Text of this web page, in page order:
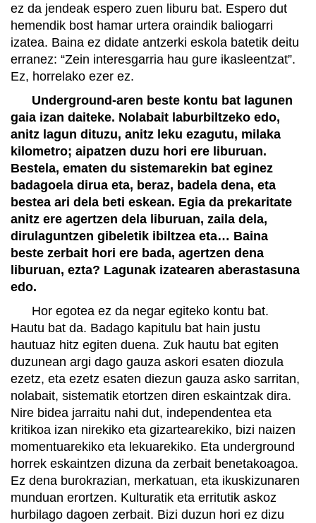
ez da jendeak espero zuen liburu bat. Espero dut
hemendik bost hamar urtera oraindik baliogarri
izatea. Baina ez didate antzerki eskola batetik deitu
erranez: “Zein interesgarria hau gure ikasleentzat”.
Ez, horrelako ezer ez.
Underground-aren beste kontu bat lagunen
gaia izan daiteke. Nolabait laburbiltzeko edo,
anitz lagun dituzu, anitz leku ezagutu, milaka
kilometro; aipatzen duzu hori ere liburuan.
Bestela, ematen du sistemarekin bat eginez
badagoela dirua eta, beraz, badela dena, eta
bestea ari dela beti eskean. Egia da prekaritate
anitz ere agertzen dela liburuan, zaila dela,
dirulaguntzen gibeletik ibiltzea eta… Baina
beste zerbait hori ere bada, agertzen dena
liburuan, ezta? Lagunak izatearen aberastasuna
edo.
Hor egotea ez da negar egiteko kontu bat.
Hautu bat da. Badago kapitulu bat hain justu
hautuaz hitz egiten duena. Zuk hautu bat egiten
duzunean argi dago gauza askori esaten diozula
ezetz, eta ezetz esaten diezun gauza asko sarritan,
nolabait, sistematik etortzen diren eskaintzak dira.
Nire bidea jarraitu nahi dut, independentea eta
kritikoa izan nirekiko eta gizartearekiko, bizi naizen
momentuarekiko eta lekuarekiko. Eta underground
horrek eskaintzen dizuna da zerbait benetakoagoa.
Ez dena burokrazian, merkatuan, eta ikuskizunaren
munduan erortzen. Kulturatik eta erritutik askoz
hurbilago dagoen zerbait. Bizi duzun hori ez dizu